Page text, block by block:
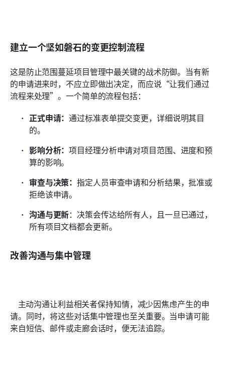
建立一个坚如磐石的变更控制流程
这是防止范围蔓延项目管理中最关键的战术防御。当有新
的申请进来时，不应立即做出决定，而应说“让我们通过
流程来处理”。一个简单的流程包括：
正式申请：通过标准表单提交变更，详细说明其目
的。
影响分析：项目经理分析申请对项目范围、进度和预
算的影响。
审查与决策：指定人员审查申请和分析结果，批准或
拒绝该申请。
沟通与更新：决策会传达给所有人，且一旦已通过，
所有项目文档都会更新。
改善沟通与集中管理
请。同时，将这些对话集中管理也至关重要。当申请可能
来自短信、邮件或走廊会话时，便无法追踪。